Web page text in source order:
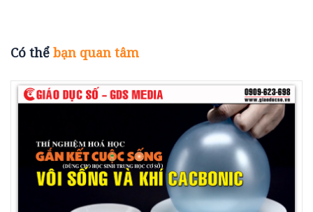
Có thể bạn quan tâm